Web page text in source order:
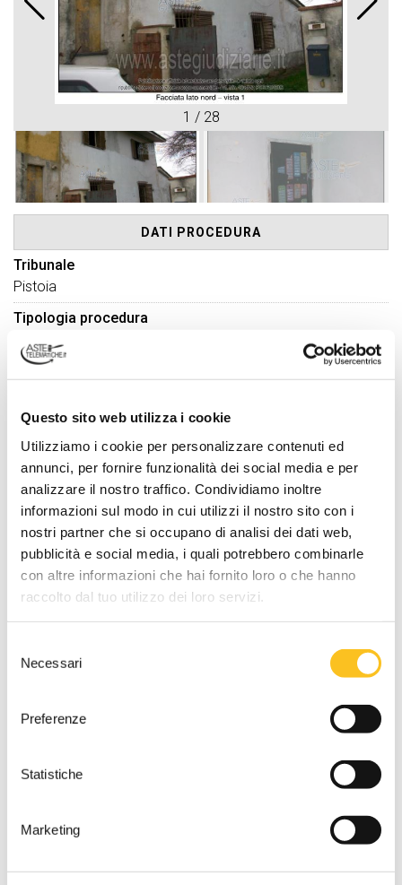
Questo sito web utilizza i cookie
Utilizziamo i cookie per personalizzare contenuti ed
annunci, per fornire funzionalità dei social media e per
analizzare il nostro traffico. Condividiamo inoltre
informazioni sul modo in cui utilizzi il nostro sito con i
nostri partner che si occupano di analisi dei dati web,
pubblicità e social media, i quali potrebbero combinarle
con altre informazioni che hai fornito loro o che hanno
raccolto dal tuo utilizzo dei loro servizi.
delNecessari
Preferenze
Statistiche
Marketing
1 / 28
DATI PROCEDURA
Tribunale
Pistoia
Tipologia procedura
Esecuzione Immobiliare
Ruolo procedura
Numero lotto
LOTTO UNICO
Descrizione lotto
Appartamento di civile abitazione e garage
DATI VENDITA
Referente vendita
Avv. Paola Calzolari
Termine presentazione offerte
Udienza terminata:
Cauzione
Firma digitale